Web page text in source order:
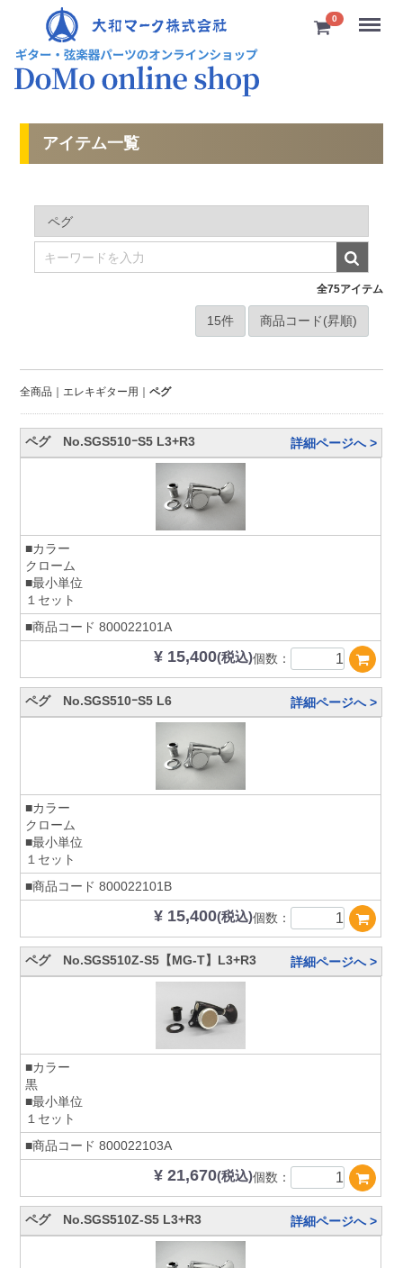
0 Menu
アイテム一覧
全75アイテム
全商品 エレキギター用 ペグ
ペグ No.SGS510ｰS5 L3+R3 詳細ページへ >
■カラー
クローム
■最小単位
１セット
■商品コード 800022101A
¥ 15,400(税込)個数：
ペグ No.SGS510ｰS5 L6 詳細ページへ >
■カラー
クローム
■最小単位
１セット
■商品コード 800022101B
¥ 15,400(税込)個数：
ペグ No.SGS510Z-S5【MG-T】L3+R3 詳細ページへ >
■カラー
黒
■最小単位
１セット
■商品コード 800022103A
¥ 21,670(税込)個数：
ペグ No.SGS510Z-S5 L3+R3 詳細ページへ >